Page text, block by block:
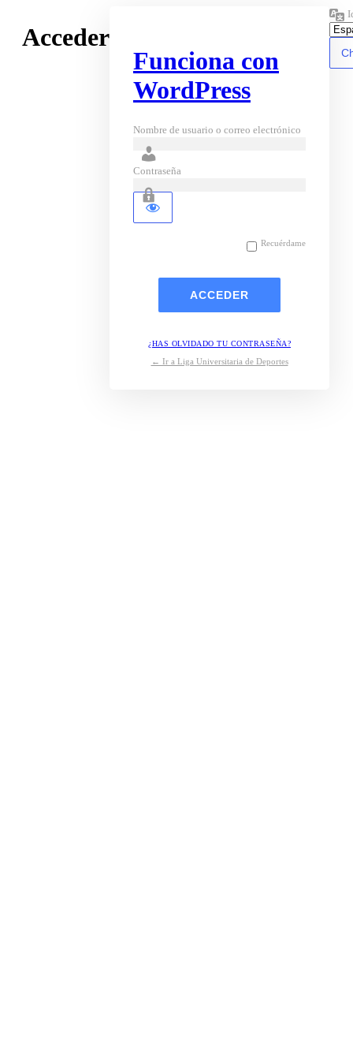
Acceder
Funciona con
WordPress
Nombre de usuario o correo electrónico
Contraseña
Recuérdame
¿HAS OLVIDADO TU CONTRASEÑA?
← Ir a Liga Universitaria de Deportes